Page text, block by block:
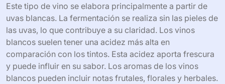
Este tipo de vino se elabora principalmente a partir de
uvas blancas. La fermentación se realiza sin las pieles de
las uvas, lo que contribuye a su claridad. Los vinos
blancos suelen tener una acidez más alta en
comparación con los tintos. Esta acidez aporta frescura
y puede influir en su sabor. Los aromas de los vinos
blancos pueden incluir notas frutales, florales y herbales.